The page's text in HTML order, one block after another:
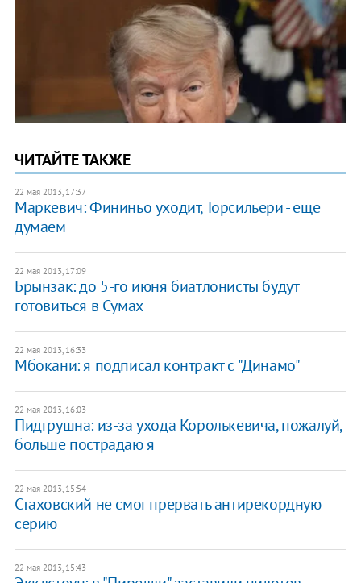
ЧИТАЙТЕ ТАКЖЕ
22 мая 2013, 17:37
Маркевич: Фининьо уходит, Торсильери - еще
думаем
22 мая 2013, 17:09
Брынзак: до 5-го июня биатлонисты будут
готовиться в Сумах
22 мая 2013, 16:33
Мбокани: я подписал контракт с "Динамо"
22 мая 2013, 16:03
Пидгрушна: из-за ухода Королькевича, пожалуй,
больше пострадаю я
22 мая 2013, 15:54
​Стаховский не смог прервать антирекордную
серию
22 мая 2013, 15:43